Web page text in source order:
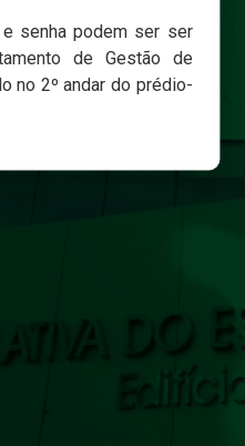
senha
senha podem ser ser
de Gestão de
no 2º andar do prédio-